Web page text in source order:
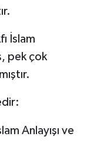
İslam
pek çok
Anlayışı ve